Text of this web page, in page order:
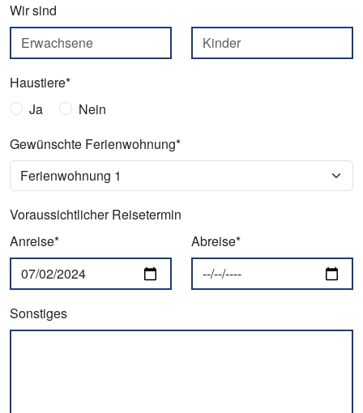
Wir sind
Haustiere*
Ja
Nein
Gewünschte Ferienwohnung*
Voraussichtlicher Reisetermin
Anreise*
Abreise*
Sonstiges